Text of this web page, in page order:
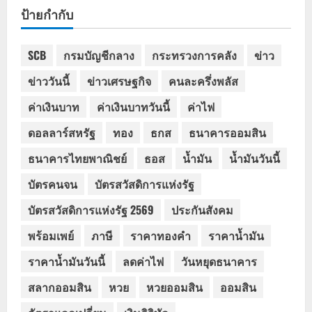
ป้ายกำกับ
SCB กรมบัญชีกลาง กระทรวงการคลัง
ข่าว
ข่าววันนี้
ข่าวเศรษฐกิจ
คนละครึ่งพลัส
ค่าเงินบาท
ค่าเงินบาทวันนี้
ค่าไฟ
ดอลลาร์สหรัฐ
ทอง ธกส
ธนาคารออมสิน
ธนาคารไทยพาณิชย์
ธอส น้ำมัน
น้ำมันวันนี้
บัตรคนจน
บัตรสวัสดิการแห่งรัฐ
บัตรสวัสดิการแห่งรัฐ 2569
ประกันสังคม
พร้อมเพย์
ภาษี ราคาทองคำ
ราคาน้ำมัน
ราคาน้ำมันวันนี้
ลดค่าไฟ
วันหยุดธนาคาร
สลากออมสิน
หวย หวยออมสิน
ออมสิน